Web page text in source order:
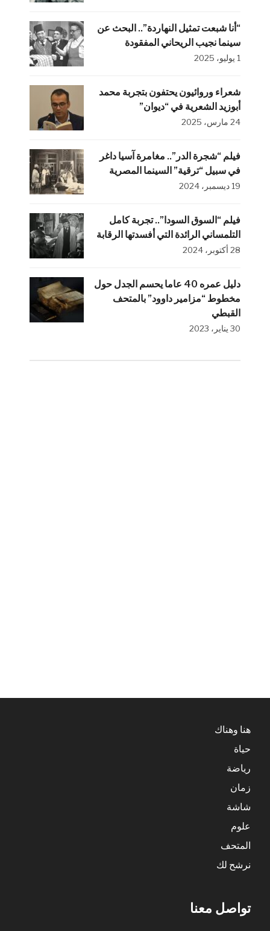
“أنا شبعت تمثيل النهاردة”.. البحث عن
سينما نجيب الريحاني المفقودة
1 يوليو، 2025
شعراء وروائيون يحتفون بتجربة محمد
أبوزيد الشعرية في “ديوان”
24 مارس، 2025
فيلم “شجرة الدر”.. مغامرة آسيا داغر
في سبيل “ترقية” السينما المصرية
19 ديسمبر، 2024
فيلم “السوق السودا”.. تجربة كامل
التلمساني الرائدة التي أفسدتها الرقابة
28 أكتوبر، 2024
دليل عمره 40 عاما يحسم الجدل حول
مخطوط “مزامير داوود” بالمتحف
القبطي
30 يناير، 2023
هنا وهناك
حياة
رياضة
زمان
شاشة
علوم
المتحف
نرشح لك
تواصل معنا